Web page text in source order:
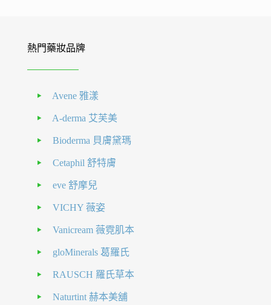
熱門藥妝品牌
Avene 雅漾
A-derma 艾芙美
Bioderma 貝膚黛瑪
Cetaphil 舒特膚
eve 舒摩兒
VICHY 薇姿
Vanicream 薇霓肌本
gloMinerals 葛羅氏
RAUSCH 羅氏草本
Naturtint 赫本美舖